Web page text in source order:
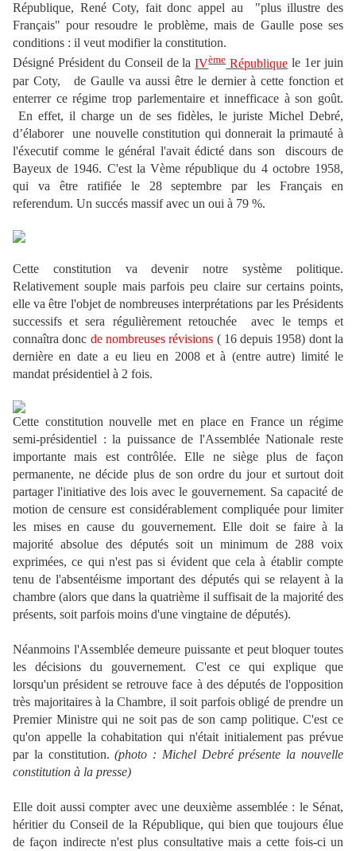
République, René Coty, fait donc appel au "plus illustre des
Français" pour resoudre le problème, mais de Gaulle pose ses
conditions : il veut modifier la constitution.
Désigné Président du Conseil de laIVèmeRépublique le 1er juin
par Coty, de Gaulle va aussi être le dernier à cette fonction et
enterrer ce régime trop parlementaire et innefficace à son goût.
En effet, il charge un de ses fidèles, le juriste Michel Debré,
d’élaborer une nouvelle constitution qui donnerait la primauté à
l'éxecutif comme le général l'avait édicté dans son discours de
Bayeux de 1946. C'est la Vème république du 4 octobre 1958,
qui va être ratifiée le 28 septembre par les Français en
referendum. Un succés massif avec un oui à 79 %.
Cette constitution va devenir notre système politique.
Relativement souple mais parfois peu claire sur certains points,
elle va être l'objet de nombreuses interprétations par les Présidents
successifs et sera régulièrement retouchée avec le temps et
connaîtra donc de nombreuses révisions ( 16 depuis 1958) dont la
dernière en date a eu lieu en 2008 et à (entre autre) limité le
mandat présidentiel à 2 fois.
Cette constitution nouvelle met en place en France un régime
semi-présidentiel : la puissance de l'Assemblée Nationale reste
importante mais est contrôlée. Elle ne siège plus de façon
permanente, ne décide plus de son ordre du jour et surtout doit
partager l'initiative des lois avec le gouvernement. Sa capacité de
motion de censure est considérablement compliquée pour limiter
les mises en cause du gouvernement. Elle doit se faire à la
majorité absolue des députés soit un minimum de 288 voix
exprimées, ce qui n'est pas si évident que cela à établir compte
tenu de l'absentéisme important des députés qui se relayent à la
chambre (alors que dans la quatrième il suffisait de la majorité des
présents, soit parfois moins d'une vingtaine de députés).
Néanmoins l'Assemblée demeure puissante et peut bloquer toutes
les décisions du gouvernement. C'est ce qui explique que
lorsqu'un président se retrouve face à des députés de l'opposition
très majoritaires à la Chambre, il soit parfois obligé de prendre un
Premier Ministre qui ne soit pas de son camp politique. C'est ce
qu'on appelle la cohabitation qui n'était initialement pas prévue
par la constitution.(photo : Michel Debré présente la nouvelle
constitution à la presse)
Elle doit aussi compter avec une deuxième assemblée : le Sénat,
héritier du Conseil de la République, qui bien que toujours élue
de façon indirecte n'est plus consultative mais a cette fois-ci un